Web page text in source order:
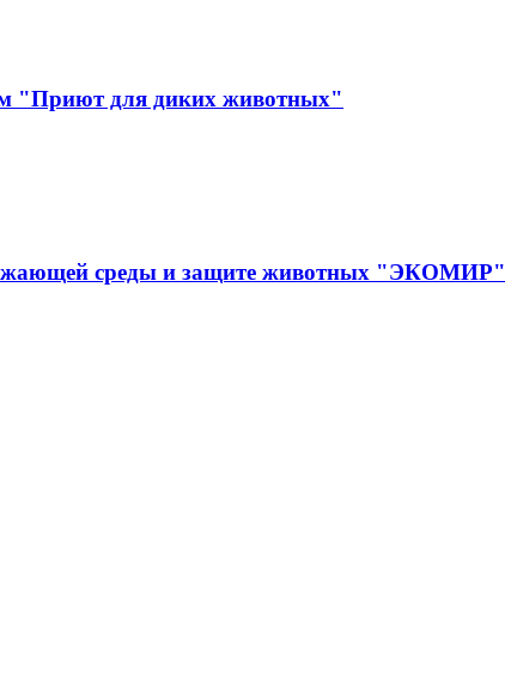
"Приют для диких животных"
среды и защите животных "ЭКОМИР"